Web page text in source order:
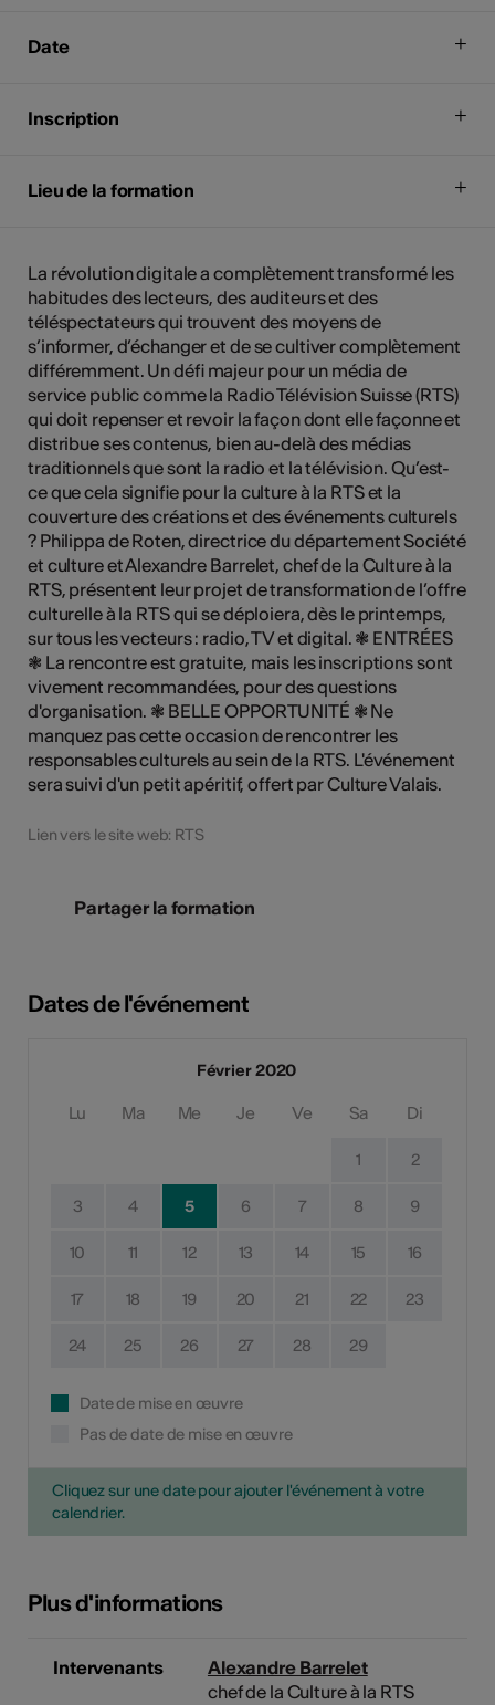
Date
Inscription
Lieu de la formation
La révolution digitale a complètement transformé les
habitudes des lecteurs, des auditeurs et des
téléspectateurs qui trouvent des moyens de
s’informer, d’échanger et de se cultiver complètement
différemment. Un défi majeur pour un média de
service public comme la Radio Télévision Suisse (RTS)
qui doit repenser et revoir la façon dont elle façonne et
distribue ses contenus, bien au-delà des médias
traditionnels que sont la radio et la télévision. Qu’est-
ce que cela signifie pour la culture à la RTS et la
couverture des créations et des événements culturels
? Philippa de Roten, directrice du département Société
et culture et Alexandre Barrelet, chef de la Culture à la
RTS, présentent leur projet de transformation de l’offre
culturelle à la RTS qui se déploiera, dès le printemps,
sur tous les vecteurs : radio, TV et digital. ❃ ENTRÉES
❃ La rencontre est gratuite, mais les inscriptions sont
vivement recommandées, pour des questions
d'organisation. ❃ BELLE OPPORTUNITÉ ❃ Ne
manquez pas cette occasion de rencontrer les
responsables culturels au sein de la RTS. L'événement
sera suivi d'un petit apéritif, offert par Culture Valais.
Lien vers le site web: RTS
Partager la formation
Dates de l'événement
Février 2020
Lu Ma Me Je Ve Sa Di
1 2
3 4 5 6 7 8 9
10 11 12 13 14 15 16
17 18 19 20 21 22 23
24 25 26 27 28 29
Date de mise en œuvre
Pas de date de mise en œuvre
Cliquez sur une date pour ajouter l'événement à votre
calendrier.
Plus d'informations
Intervenants
Alexandre Barrelet
chef de la Culture à la RTS